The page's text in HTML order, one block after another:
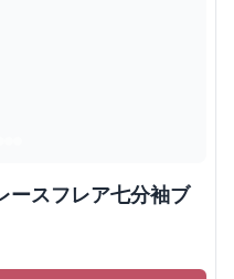
ースフレア七分袖ブ